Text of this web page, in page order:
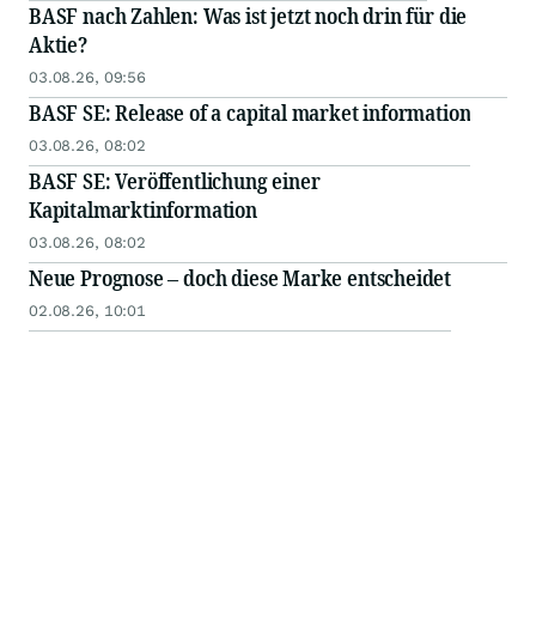
BASF nach Zahlen: Was ist jetzt noch drin für die
Aktie?
03.08.26, 09:56
BASF SE: Release of a capital market information
03.08.26, 08:02
BASF SE: Veröffentlichung einer
Kapitalmarktinformation
03.08.26, 08:02
Neue Prognose – doch diese Marke entscheidet
02.08.26, 10:01